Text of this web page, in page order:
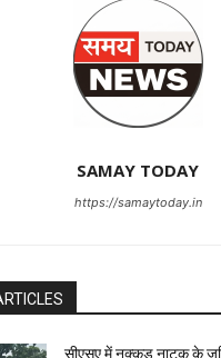
SAMAY TODAY
https://samaytoday.in
सीएसए में नुक्कड़ नाटक के